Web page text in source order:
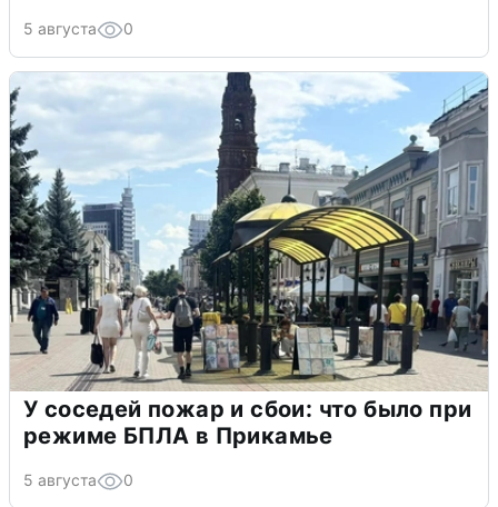
5 августа 0
У соседей пожар и сбои: что было при
режиме БПЛА в Прикамье
5 августа 0